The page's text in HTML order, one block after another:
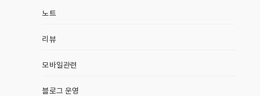
노트
리뷰
모바일관련
블로그 운영